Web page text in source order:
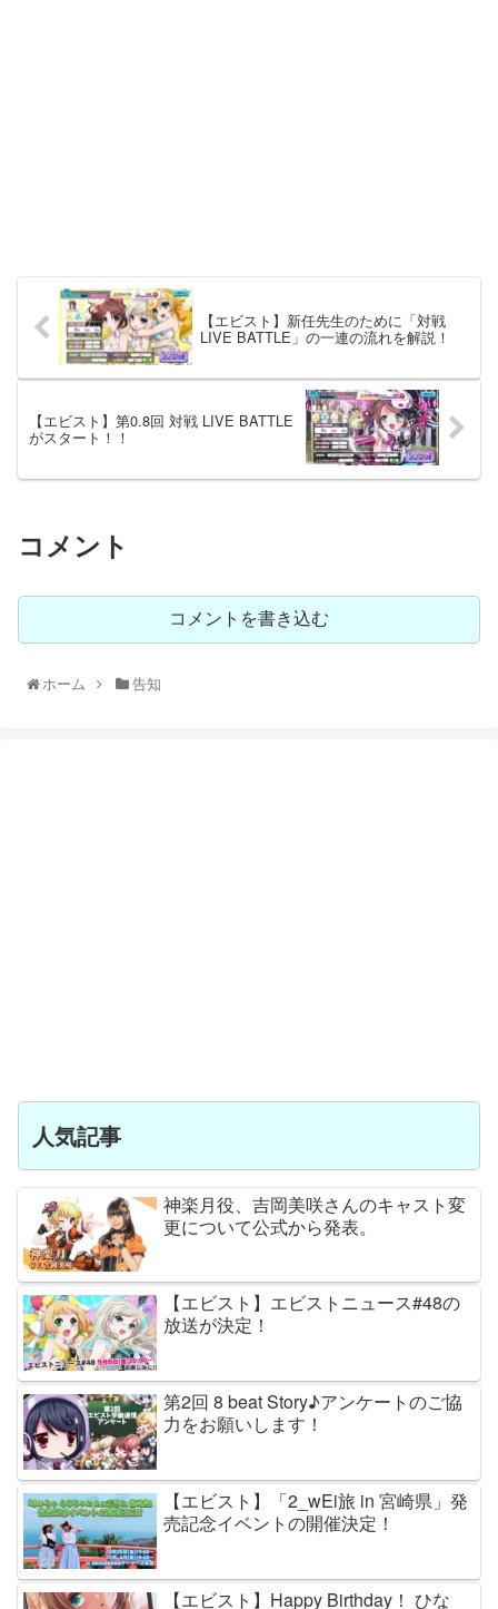
【エビスト】新任先生のために「対戦
LIVE BATTLE」の一連の流れを解説！
【エビスト】第0.8回 対戦 LIVE BATTLE
がスタート！！
コメント
コメントを書き込む
ホーム 告知
人気記事
神楽月役、吉岡美咲さんのキャスト変
更について公式から発表。
【エビスト】エビストニュース#48の
放送が決定！
第2回 8 beat Story♪アンケートのご協
力をお願いします！
【エビスト】「2_wEi旅 in 宮崎県」発
売記念イベントの開催決定！
【エビスト】Happy Birthday！ ひな